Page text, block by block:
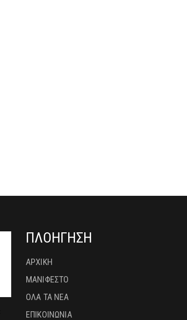
ΠΛΟΗΓΗΣΗ
ΑΡΧΙΚΗ
ΜΑΝΙΦΕΣΤΟ
ΟΛΑ ΤΑ ΝΕΑ
ΕΠΙΚΟΙΝΩΝΙΑ